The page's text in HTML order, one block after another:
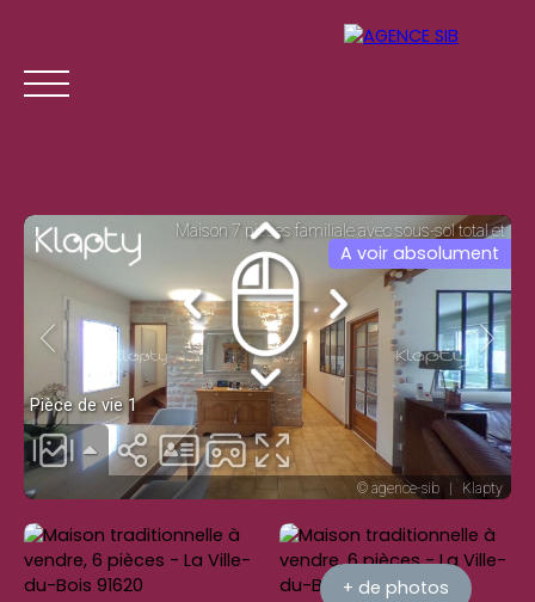
ACCUEIL ACHETER LOUER GESTION
A voir absolument
+ de photos